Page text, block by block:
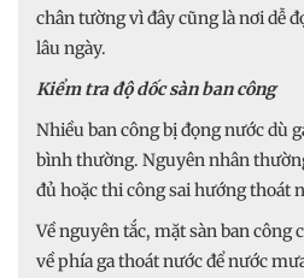
chân tường vì đây cũng là nơi dễ
lâu ngày.
Kiểm tra độ dốc sàn ban công
Nhiều ban công bị đọng nước dù
bình thường. Nguyên nhân
đủ hoặc thi công sai hướng thoát
Về nguyên tắc, mặt sàn ban công
về phía ga thoát nước để nước